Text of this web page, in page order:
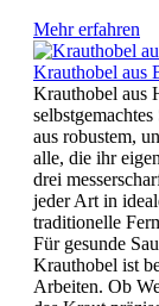
Mehr erfahren
Krauthobel aus
Krauthobel aus
aus robustem,
alle, die ihr
drei
jeder Art in
traditionelle
Für gesunde
Krauthobel ist
Arbeiten. Ob